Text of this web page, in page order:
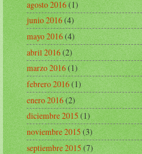
agosto 2016(1)
junio 2016(4)
mayo 2016(4)
abril 2016(2)
marzo 2016(1)
febrero 2016(1)
enero 2016(2)
diciembre 2015(1)
noviembre 2015(3)
septiembre 2015(7)